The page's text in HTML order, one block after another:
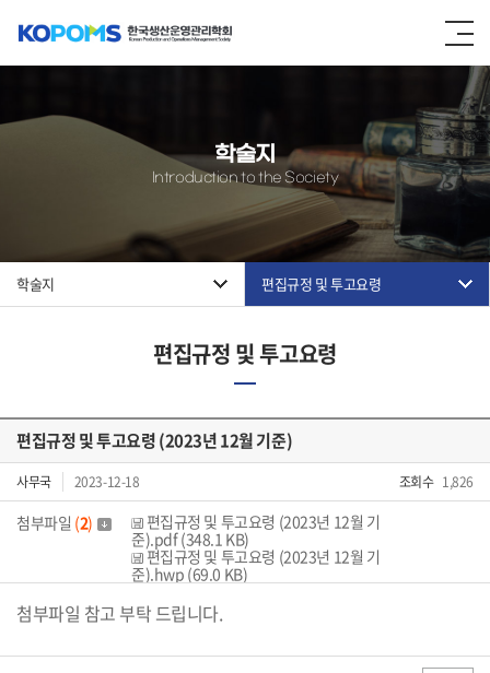
학술지
Introduction to the Society
학술지 편집규정 및 투고요령
편집규정 및 투고요령
편집규정 및 투고요령 (2023년 12월 기준)
사무국 2023-12-18 조회수 1,826
첨부파일 (2)
편집규정 및 투고요령 (2023년 12월 기
준).pdf (348.1 KB)
편집규정 및 투고요령 (2023년 12월 기
준).hwp (69.0 KB)
첨부파일 참고 부탁 드립니다.